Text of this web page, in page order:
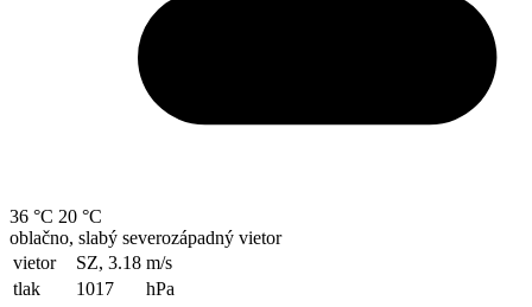
36 °C 20 °C
oblačno, slabý severozápadný vietor
vietor
SZ, 3.18 m/s
tlak
1017
hPa